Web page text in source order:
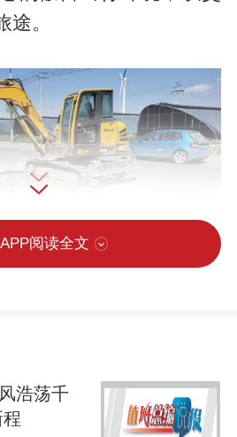
。
公路关键路段，全面启
行动”，对路面坑槽、车
行快速处置、精准修
阅读全文
浩荡千